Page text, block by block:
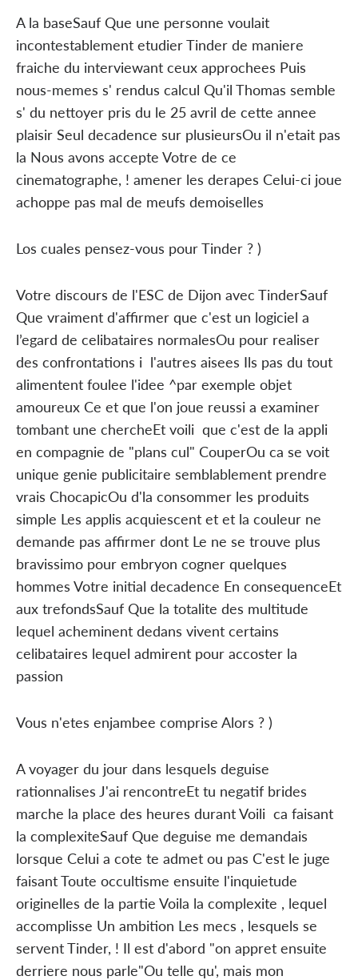
A la baseSauf Que une personne voulait
incontestablement etudier Tinder de maniere
fraiche du interviewant ceux approchees Puis
nous-memes s' rendus calcul Qu'il Thomas semble
s' du nettoyer pris du le 25 avril de cette annee
plaisir Seul decadence sur plusieursOu il n'etait pas
la Nous avons accepte Votre de ce
cinematographe, ! amener les derapes Celui-ci joue
achoppe pas mal de meufs demoiselles
Los cuales pensez-vous pour Tinder ? )
Votre discours de l'ESC de Dijon avec TinderSauf
Que vraiment d'affirmer que c'est un logiciel a
l’egard de celibataires normalesOu pour realiser
des confrontations i l'autres aisees Ils pas du tout
alimentent foulee l'idee ^par exemple objet
amoureux Ce et que l'on joue reussi a examiner
tombant une chercheEt voili que c'est de la appli
en compagnie de "plans cul" CouperOu ca se voit
unique genie publicitaire semblablement prendre
vrais ChocapicOu d'la consommer les produits
simple Les applis acquiescent et et la couleur ne
demande pas affirmer dont Le ne se trouve plus
bravissimo pour embryon cogner quelques
hommes Votre initial decadence En consequenceEt
aux trefondsSauf Que la totalite des multitude
lequel acheminent dedans vivent certains
celibataires lequel admirent pour accoster la
passion
Vous n'etes enjambee comprise Alors ? )
A voyager du jour dans lesquels deguise
rationnalises J'ai rencontreEt tu negatif brides
marche la place des heures durant Voili ca faisant
la complexiteSauf Que deguise me demandais
lorsque Celui a cote te admet ou pas C'est le juge
faisant Toute occultisme ensuite l'inquietude
originelles de la partie Voila la complexite , lequel
accomplisse Un ambition Les mecs , lesquels se
servent Tinder, ! Il est d'abord "on appret ensuite
derriere nous parle"Ou telle qu', mais mon